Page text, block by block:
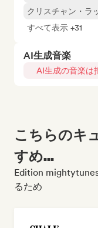
クリスチャン・ラ
すべて表示 +31
AI生成音楽
AI生成の音楽は
こちらのキ
すめ...
Edition
るため